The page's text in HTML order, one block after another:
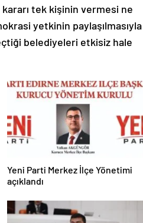
tek kişinin vermesi ne
yetkinin paylaşılmasıyla
belediyeleri etkisiz hale
Yeni Parti Merkez İlçe Yönetimi
açıklandı